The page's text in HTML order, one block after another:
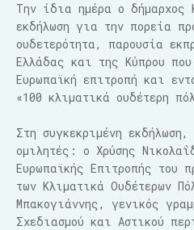
Την ίδια ημέρα ο δήμαρχος
εκδήλωση για την πορεία
ουδετερότητα, παρουσία
Ελλάδας και της Κύπρου
Ευρωπαϊκή επιτροπή και
«100 κλιματικά ουδέτερη
Στη συγκεκριμένη
ομιλητές: ο Χρύσης
Ευρωπαϊκής Επιτροπής του
των Κλιματικά Ουδέτερων
Μπακογιάννης, γενικός
Σχεδιασμού και Αστικού